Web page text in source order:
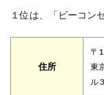
１位は、「ビーコン
住所
〒
東
ル